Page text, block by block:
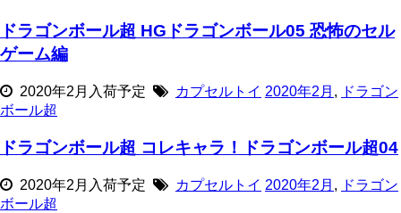
ドラゴンボール超 HGドラゴンボール05 恐怖のセル
ゲーム編
2020年2月入荷予定 カプセルトイ 2020年2月 , ドラゴン
ボール超
ドラゴンボール超 コレキャラ！ドラゴンボール超04
2020年2月入荷予定 カプセルトイ 2020年2月 , ドラゴン
ボール超